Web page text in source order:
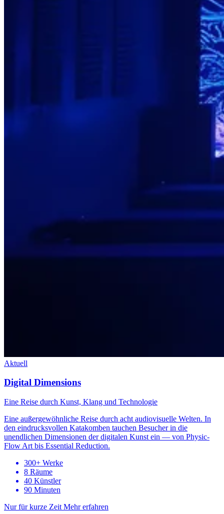
Aktuell
Digital Dimensions
Eine Reise durch Kunst, Klang und Technologie
Eine außergewöhnliche Reise durch acht audiovisuelle Welten. In
den eindrucksvollen Katakomben tauchen Besucher in die
unendlichen Dimensionen der digitalen Kunst ein — von Physic-
Flow Art bis Essential Reduction.
300+ Werke
8 Räume
40 Künstler
90 Minuten
Nur für kurze Zeit Mehr erfahren